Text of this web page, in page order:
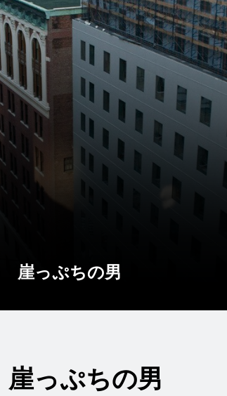
崖っぷちの男
崖っぷちの男